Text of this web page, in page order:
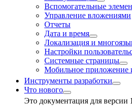
Вспомогательные
Управление вложениями
Отчеты
Дата и время
Локализация и
Настройки
Системные страницы
Мобильное приложение
Инструменты разработки
Что нового
Это документация для версии